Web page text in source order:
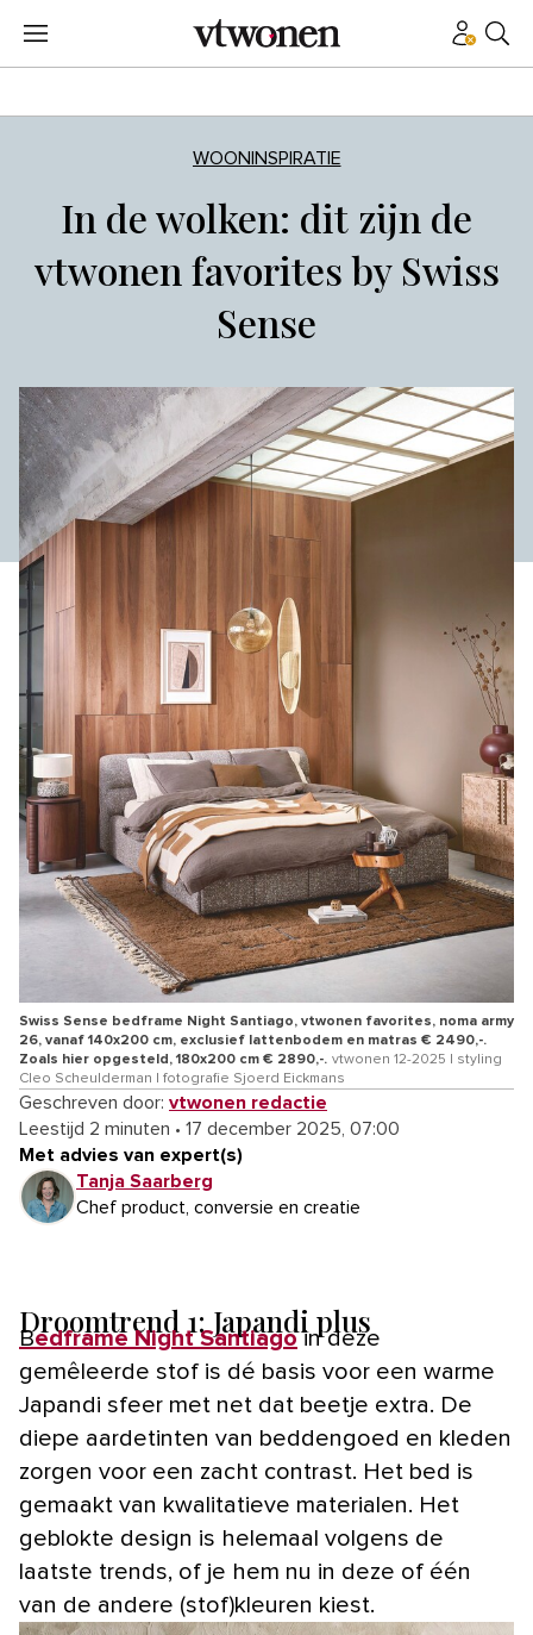
WOONINSPIRATIE
In de wolken: dit zijn de
vtwonen favorites by Swiss
Sense
Swiss Sense bedframe Night Santiago, vtwonen favorites, noma army
26, vanaf 140x200 cm, exclusief lattenbodem en matras € 2490,-.
Zoals hier opgesteld, 180x200 cm € 2890,-. vtwonen 12-2025 | styling
Cleo Scheulderman | fotografie Sjoerd Eickmans
Geschreven door: vtwonen redactie
Leestijd 2 minuten • 17 december 2025, 07:00
Met advies van expert(s)
Tanja Saarberg
Chef product, conversie en creatie
Droomtrend 1: Japandi plus
Bedframe Night Santiagoin deze
gemêleerde stof is dé basis voor een warme
Japandi sfeer met net dat beetje extra. De
diepe aardetinten van beddengoed en kleden
zorgen voor een zacht contrast. Het bed is
gemaakt van kwalitatieve materialen. Het
geblokte design is helemaal volgens de
laatste trends, of je hem nu in deze of één
van de andere (stof)kleuren kiest.